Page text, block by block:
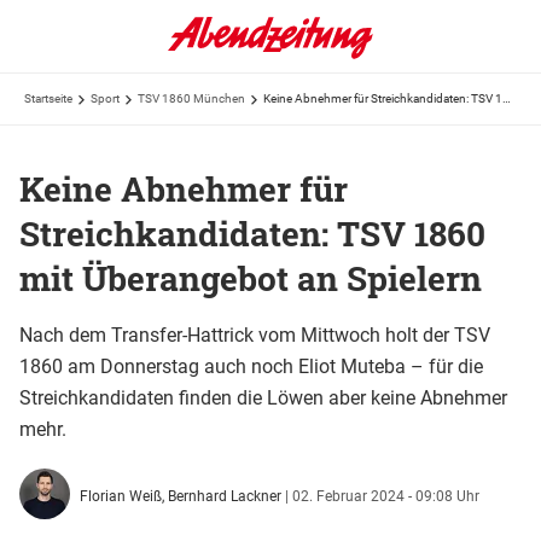
Startseite Sport TSV 1860 München
Keine Abnehmer für
Streichkandidaten: TSV 1860
mit Überangebot an Spielern
Nach dem Transfer-Hattrick vom Mittwoch holt der TSV
1860 am Donnerstag auch noch Eliot Muteba – für die
Streichkandidaten finden die Löwen aber keine Abnehmer
mehr.
Florian Weiß, Bernhard Lackner | 02. Februar 2024 - 09:08 Uhr